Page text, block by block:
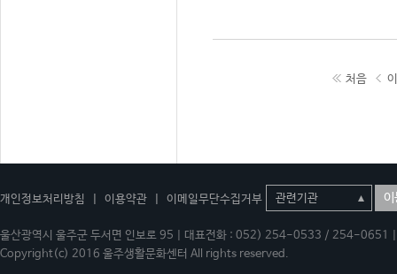
처음
개인정보처리방침 이용약관 이메일무단수집거부 이
울산광역시 울주군 두서면 인보로 95 | 대표전화 : 052) 254-0533 / 254-
Copyright(c) 2016 울주생활문화센터 All rights reserved.